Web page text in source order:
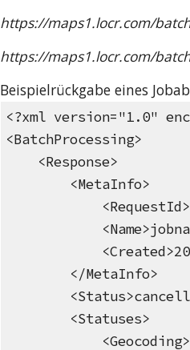
https://maps1.locr.com/
https://maps1.locr.com/
Beispielrückgabe eines
<?xml version="1.0"
<BatchProcessing>
<Response>
<MetaInfo>
<Created>2012-
</MetaInfo>
<Statuses>
<Geocoding>